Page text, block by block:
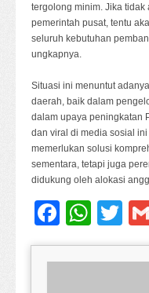
tergolong minim. Jika
pemerintah pusat, tentu
seluruh kebutuhan
ungkapnya.
Situasi ini menuntut
daerah, baik dalam
dalam upaya peningkatan
dan viral di media sosial
memerlukan solusi
sementara, tetapi juga
didukung oleh alokasi